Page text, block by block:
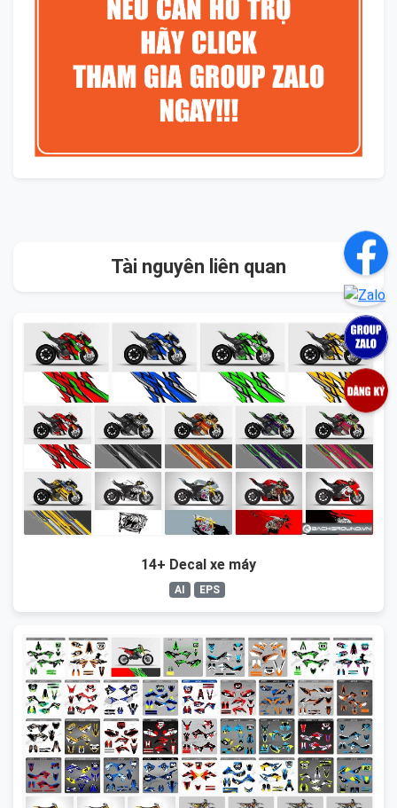
Tài nguyên liên quan
14+ Decal xe máy
AI EPS